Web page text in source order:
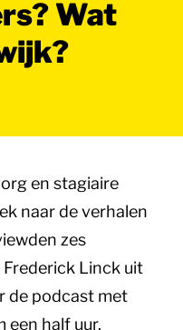
Wat
en stagiaire
naar de verhalen
zes
Linck uit
de podcast met
een half uur.